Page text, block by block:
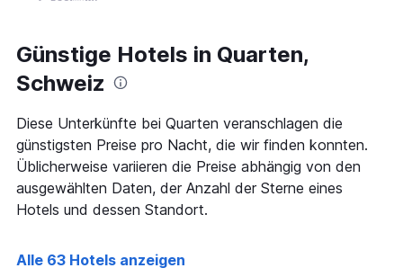
Günstige Hotels in Quarten,
Schweiz
Diese Unterkünfte bei Quarten veranschlagen die
günstigsten Preise pro Nacht, die wir finden konnten.
Üblicherweise variieren die Preise abhängig von den
ausgewählten Daten, der Anzahl der Sterne eines
Hotels und dessen Standort.
Alle 63 Hotels anzeigen